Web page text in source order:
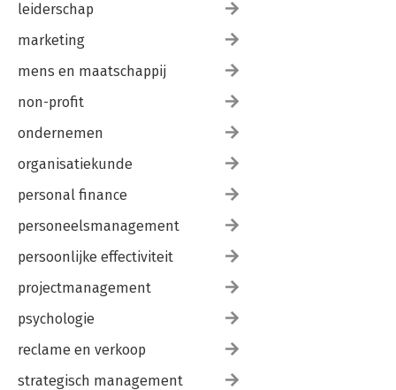
leiderschap
marketing
mens en maatschappij
non-profit
ondernemen
organisatiekunde
personal finance
personeelsmanagement
persoonlijke effectiviteit
projectmanagement
psychologie
reclame en verkoop
strategisch management